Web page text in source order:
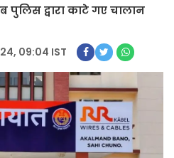
द्वारा काटे गए चालान
09:04 IST